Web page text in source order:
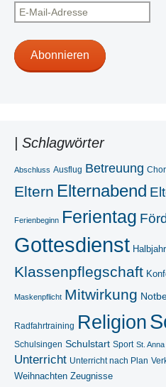
E-
Mail-
Adresse
Abonnieren
| Schlagwörter
Abschluss Ausflug Betreuung Chor
Eltern Elternabend
Ferienbeginn Ferientag
Gottesdienst Halbjahr
Klassenpflegschaft
Maskenpflicht Mitwirkung
Radfahrtraining Religion
Schulsingen Schulstart Sport St. Anna
Unterricht Unterricht nach Plan
Weihnachten Zeugnisse